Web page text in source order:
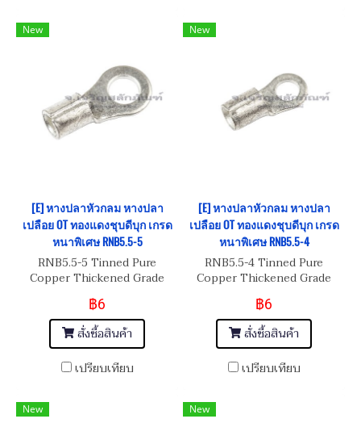
New
[E] หางปลาหัวกลม หางปลา
เปลือย OT ทองแดงชุบดีบุก เกรด
หนาพิเศษ RNB5.5-5
RNB5.5-5 Tinned Pure
Copper Thickened Grade
฿6
สั่งซื้อสินค้า
เปรียบเทียบ
New
[E] หางปลาหัวกลม หางปลา
เปลือย OT ทองแดงชุบดีบุก เกรด
หนาพิเศษ RNB5.5-4
RNB5.5-4 Tinned Pure
Copper Thickened Grade
฿6
สั่งซื้อสินค้า
เปรียบเทียบ
New New